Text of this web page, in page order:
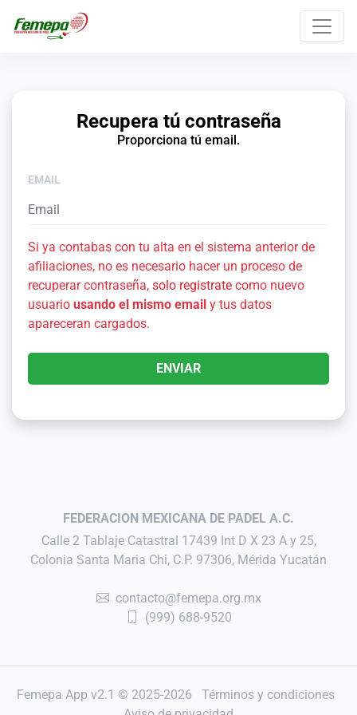
Recupera tú contraseña
Proporciona tú email.
EMAIL
Si ya contabas con tu alta en el sistema anterior de
afiliaciones, no es necesario hacer un proceso de
recuperar contraseña, solo registrate como nuevo
usuario usando el mismo email y tus datos
apareceran cargados.
ENVIAR
FEDERACION MEXICANA DE PADEL A.C.
Calle 2 Tablaje Catastral 17439 Int D X 23 A y 25,
Colonia Santa Maria Chi, C.P. 97306, Mérida Yucatán
contacto@femepa.org.mx
(999) 688-9520
Femepa App v2.1 © 2025-2026
Términos y condiciones